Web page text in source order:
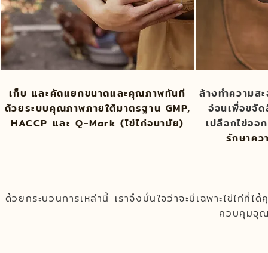
ด้วยกระบวนการเหล่านี้ เราจึงมั่นใจว่าจะมีเฉพาะไข่ไก่
ควบคุมอุ
เก็บ และคัดแยกขนาดและคุณภาพทันที
ด้วยระบบคุณภาพภายใต้มาตรฐาน GMP,
HACCP และ Q-Mark (ไข่ไก่อนามัย)
ล้างทำความส
อ่อนเพื่อขจั
เปลือกไข่ออ
รักษาค